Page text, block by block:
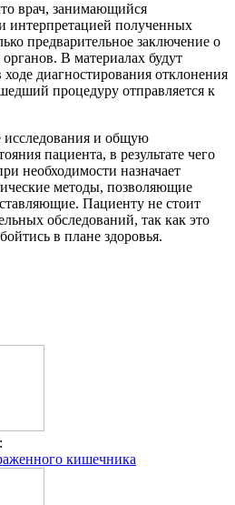
врач, занимающийся
интерпретацией полученных
предварительное заключение о
В материалах будут
диагностирования отклонения
процедуру отправляется к
исследования и общую
пациента, в результате чего
необходимости назначает
методы, позволяющие
Пациенту не стоит
обследований, так как это
в плане здоровья.
кишечника